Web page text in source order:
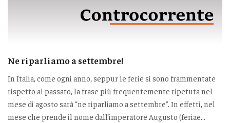
Ne riparliamo a settembre!
In Italia, come ogni anno, seppur le ferie si sono frammentate
rispetto al passato, la frase più frequentemente ripetuta nel
mese di agosto sarà “ne riparliamo a settembre”. In effetti, nel
mese che prende il nome dall’imperatore Augusto (feriae...